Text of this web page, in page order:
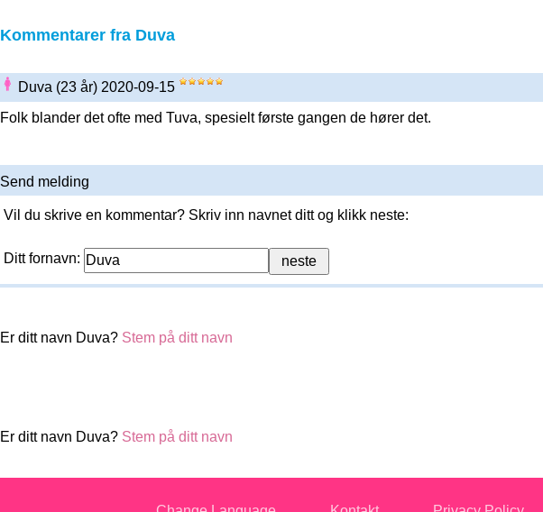
Kommentarer fra Duva
Duva (23 år) 2020-09-15
Folk blander det ofte med Tuva, spesielt første gangen de hører det.
Send melding
Vil du skrive en kommentar? Skriv inn navnet ditt og klikk neste:
Ditt fornavn:
Er ditt navn Duva? Stem på ditt navn
Er ditt navn Duva? Stem på ditt navn